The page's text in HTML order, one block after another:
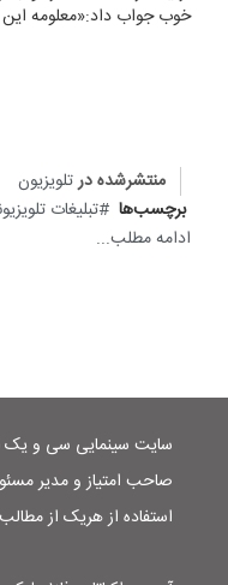
خوب جواب داد:«معلومه
منتشرشده درتلویزیون
برچسب‌ها
تبلیغات
ادامه مطلب...
سایت سینمایی سی و یک
صاحب امتیاز و مدیر
استفاده از هریک از مطالب و تصاویر